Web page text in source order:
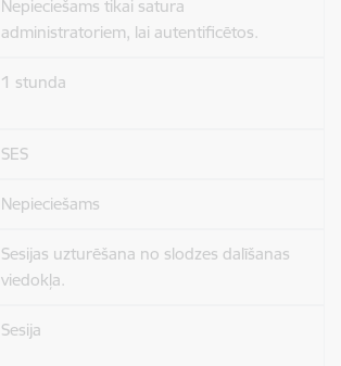
Nepieciešams tikai satura
administratoriem, lai autentificētos.
1 stunda
SES
Nepieciešams
Sesijas uzturēšana no slodzes dalīšanas
viedokļa.
Sesija